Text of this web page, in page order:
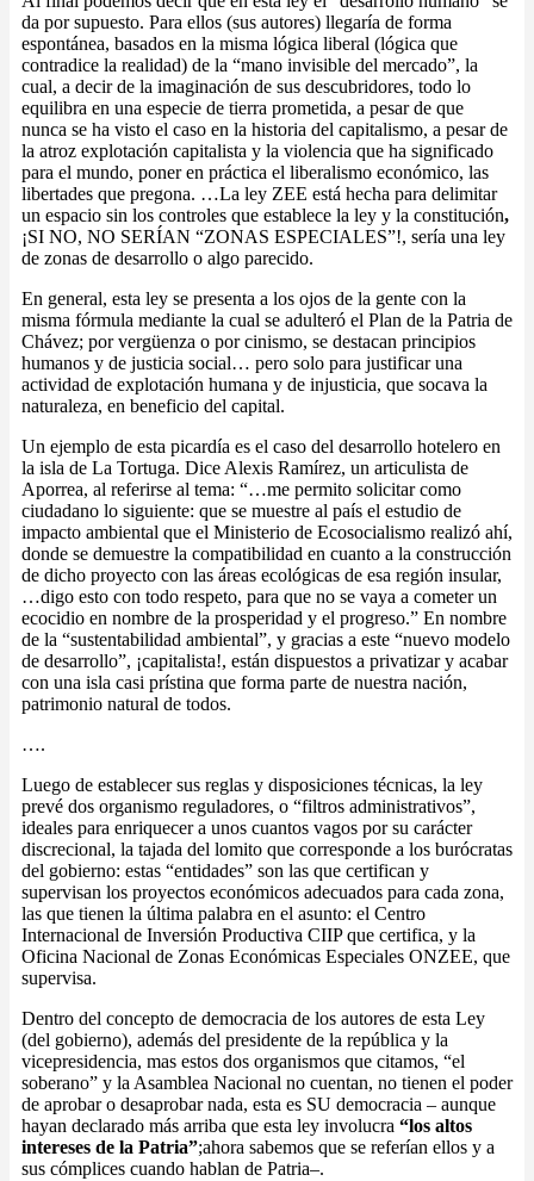
da por supuesto. Para ellos (sus autores) llegaría de forma
espontánea, basados en la misma lógica liberal (lógica que
contradice la realidad) de la “mano invisible del mercado”, la
cual, a decir de la imaginación de sus descubridores, todo lo
equilibra en una especie de tierra prometida, a pesar de que
nunca se ha visto el caso en la historia del capitalismo, a pesar de
la atroz explotación capitalista y la violencia que ha significado
para el mundo, poner en práctica el liberalismo económico, las
libertades que pregona. …La ley ZEE está hecha para delimitar
un espacio sin los controles que establece la ley y la constitución,
¡SI NO, NO SERÍAN “ZONAS ESPECIALES”!, sería una ley
de zonas de desarrollo o algo parecido.
En general, esta ley se presenta a los ojos de la gente con la
misma fórmula mediante la cual se adulteró el Plan de la Patria de
Chávez; por vergüenza o por cinismo, se destacan principios
humanos y de justicia social… pero solo para justificar una
actividad de explotación humana y de injusticia, que socava la
naturaleza, en beneficio del capital.
Un ejemplo de esta picardía es el caso del desarrollo hotelero en
la isla de La Tortuga. Dice Alexis Ramírez, un articulista de
Aporrea, al referirse al tema: “…me permito solicitar como
ciudadano lo siguiente: que se muestre al país el estudio de
impacto ambiental que el Ministerio de Ecosocialismo realizó ahí,
donde se demuestre la compatibilidad en cuanto a la construcción
de dicho proyecto con las áreas ecológicas de esa región insular,
…digo esto con todo respeto, para que no se vaya a cometer un
ecocidio en nombre de la prosperidad y el progreso.” En nombre
de la “sustentabilidad ambiental”, y gracias a este “nuevo modelo
de desarrollo”, ¡capitalista!, están dispuestos a privatizar y acabar
con una isla casi prístina que forma parte de nuestra nación,
patrimonio natural de todos.
….
Luego de establecer sus reglas y disposiciones técnicas, la ley
prevé dos organismo reguladores, o “filtros administrativos”,
ideales para enriquecer a unos cuantos vagos por su carácter
discrecional, la tajada del lomito que corresponde a los burócratas
del gobierno: estas “entidades” son las que certifican y
supervisan los proyectos económicos adecuados para cada zona,
las que tienen la última palabra en el asunto: el Centro
Internacional de Inversión Productiva CIIP que certifica, y la
Oficina Nacional de Zonas Económicas Especiales ONZEE, que
supervisa.
Dentro del concepto de democracia de los autores de esta Ley
(del gobierno), además del presidente de la república y la
vicepresidencia, mas estos dos organismos que citamos, “el
soberano” y la Asamblea Nacional no cuentan, no tienen el poder
de aprobar o desaprobar nada, esta es SU democracia – aunque
hayan declarado más arriba que esta ley involucra “los altos
intereses de la Patria”;ahora sabemos que se referían ellos y a
sus cómplices cuando hablan de Patria–.